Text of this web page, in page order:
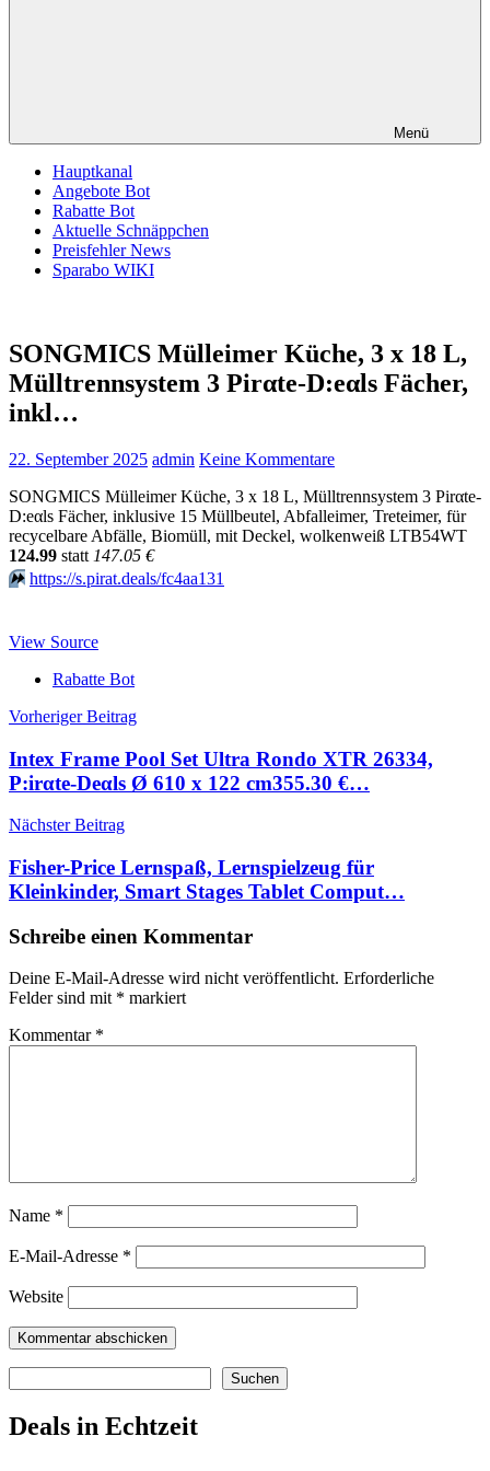
Menü
Hauptkanal
Angebote Bot
Rabatte Bot
Aktuelle Schnäppchen
Preisfehler News
Sparabo WIKI
SONGMICS Mülleimer Küche, 3 x 18 L,
Mülltrennsystem 3 Pirαtе-D:еαls Fächer,
inkl…
22. September 2025 admin Keine Kommentare
SONGMICS Mülleimer Küche, 3 x 18 L, Mülltrennsystem 3 Pirαtе-
D:еαls Fächer, inklusive 15 Müllbeutel, Abfalleimer, Treteimer, für
recycelbare Abfälle, Biomüll, mit Deckel, wolkenweiß LTB54WT
124.99 statt 147.05 €
⏩️ https://s.pirat.deals/fc4aa131
View Source
Rabatte Bot
Beitragsnavigation
Vorheriger Beitrag
Intex Frame Pool Set Ultra Rondo XTR 26334,
P:irαtе-Dеαls Ø 610 x 122 cm355.30 €…
Nächster Beitrag
Fisher-Price Lernspaß, Lernspielzeug für
Kleinkinder, Smart Stages Tablet Comput…
Schreibe einen Kommentar
Deine E-Mail-Adresse wird nicht veröffentlicht. Erforderliche
Felder sind mit * markiert
Kommentar *
Name *
E-Mail-Adresse *
Website
Suchen
Deals in Echtzeit